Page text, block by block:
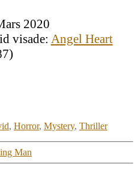
2020
visade: Angel Heart
, Horror, Mystery, Thriller
Man